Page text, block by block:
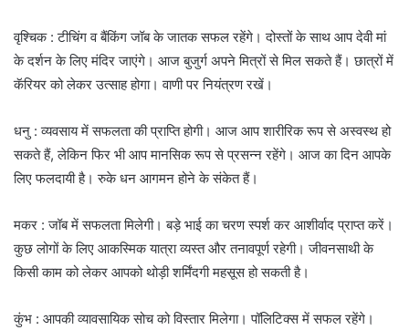
वृश्चिक : टीचिंग व बैंकिंग जॉब के जातक सफल रहेंगे। दोस्तों के साथ आप देवी मां
के दर्शन के लिए मंदिर जाएंगे। आज बुजुर्ग अपने मित्रों से मिल सकते हैं। छात्रों में
कॅरियर को लेकर उत्साह होगा। वाणी पर नियंत्रण रखें।
धनु : व्यवसाय में सफलता की प्राप्ति होगी। आज आप शारीरिक रूप से अस्वस्थ हो
सकते हैं, लेकिन फिर भी आप मानसिक रूप से प्रसन्न रहेंगे। आज का दिन आपके
लिए फलदायी है। रुके धन आगमन होने के संकेत हैं।
मकर : जॉब में सफलता मिलेगी। बड़े भाई का चरण स्पर्श कर आशीर्वाद प्राप्त करें।
कुछ लोगों के लिए आकस्मिक यात्रा व्यस्त और तनावपूर्ण रहेगी। जीवनसाथी के
किसी काम को लेकर आपको थोड़ी शर्मिंदगी महसूस हो सकती है।
कुंभ : आपकी व्यावसायिक सोच को विस्तार मिलेगा। पॉलिटिक्स में सफल रहेंगे।